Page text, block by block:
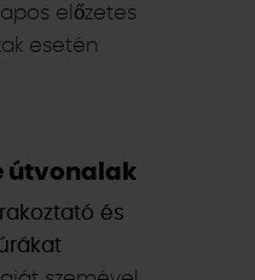
előzetes
esetén
útvonalak
és